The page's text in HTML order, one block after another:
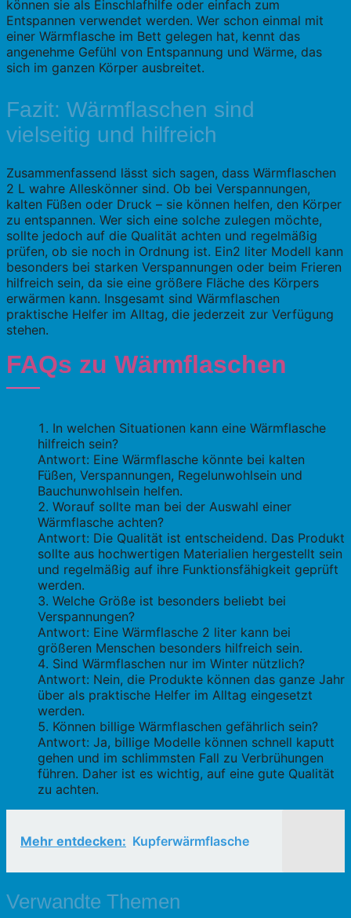
können sie als Einschlafhilfe oder einfach zum
Entspannen verwendet werden. Wer schon einmal mit
einer Wärmflasche im Bett gelegen hat, kennt das
angenehme Gefühl von Entspannung und Wärme, das
sich im ganzen Körper ausbreitet.
Fazit: Wärmflaschen sind
vielseitig und hilfreich
Zusammenfassend lässt sich sagen, dass Wärmflaschen
2 L wahre Alleskönner sind. Ob bei Verspannungen,
kalten Füßen oder Druck – sie können helfen, den Körper
zu entspannen. Wer sich eine solche zulegen möchte,
sollte jedoch auf die Qualität achten und regelmäßig
prüfen, ob sie noch in Ordnung ist. Ein2 liter Modell kann
besonders bei starken Verspannungen oder beim Frieren
hilfreich sein, da sie eine größere Fläche des Körpers
erwärmen kann. Insgesamt sind Wärmflaschen
praktische Helfer im Alltag, die jederzeit zur Verfügung
stehen.
FAQs zu Wärmflaschen
In welchen Situationen kann eine Wärmflasche
hilfreich sein?
Antwort: Eine Wärmflasche könnte bei kalten
Füßen, Verspannungen, Regelunwohlsein und
Bauchunwohlsein helfen.
Worauf sollte man bei der Auswahl einer
Wärmflasche achten?
Antwort: Die Qualität ist entscheidend. Das Produkt
sollte aus hochwertigen Materialien hergestellt sein
und regelmäßig auf ihre Funktionsfähigkeit geprüft
werden.
Welche Größe ist besonders beliebt bei
Verspannungen?
Antwort: Eine Wärmflasche 2 liter kann bei
größeren Menschen besonders hilfreich sein.
Sind Wärmflaschen nur im Winter nützlich?
Antwort: Nein, die Produkte können das ganze Jahr
über als praktische Helfer im Alltag eingesetzt
werden.
Können billige Wärmflaschen gefährlich sein?
Antwort: Ja, billige Modelle können schnell kaputt
gehen und im schlimmsten Fall zu Verbrühungen
führen. Daher ist es wichtig, auf eine gute Qualität
zu achten.
Mehr entdecken: Kupferwärmflasche
Verwandte Themen